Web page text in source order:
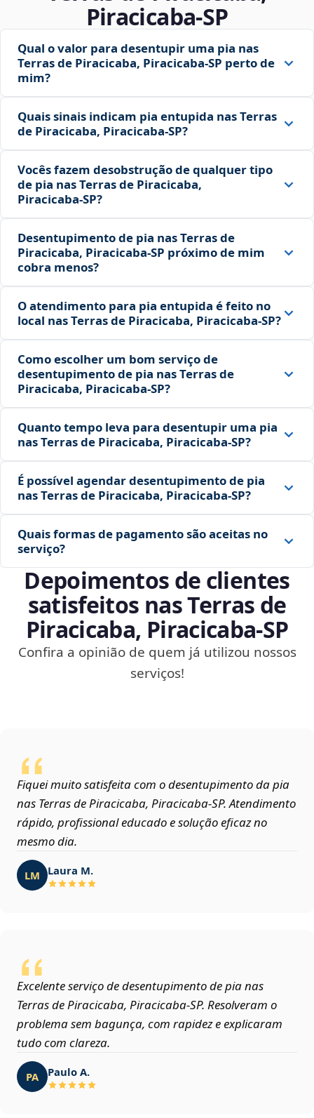
Piracicaba‑SP
Qual o valor para desentupir uma pia nas
Terras de Piracicaba, Piracicaba‑SP perto de
mim?
Quais sinais indicam pia entupida nas Terras
de Piracicaba, Piracicaba‑SP?
Vocês fazem desobstrução de qualquer tipo
de pia nas Terras de Piracicaba,
Piracicaba‑SP?
Desentupimento de pia nas Terras de
Piracicaba, Piracicaba‑SP próximo de mim
cobra menos?
O atendimento para pia entupida é feito no
local nas Terras de Piracicaba, Piracicaba‑SP?
Como escolher um bom serviço de
desentupimento de pia nas Terras de
Piracicaba, Piracicaba‑SP?
Quanto tempo leva para desentupir uma pia
nas Terras de Piracicaba, Piracicaba‑SP?
É possível agendar desentupimento de pia
nas Terras de Piracicaba, Piracicaba‑SP?
Quais formas de pagamento são aceitas no
serviço?
Depoimentos de clientes
satisfeitos nas Terras de
Piracicaba, Piracicaba‑SP
Confira a opinião de quem já utilizou nossos
serviços!
Fiquei muito satisfeita com o desentupimento da pia
nas Terras de Piracicaba, Piracicaba‑SP. Atendimento
rápido, profissional educado e solução eficaz no
mesmo dia.
LM Laura M.
Excelente serviço de desentupimento de pia nas
Terras de Piracicaba, Piracicaba‑SP. Resolveram o
problema sem bagunça, com rapidez e explicaram
tudo com clareza.
PA Paulo A.